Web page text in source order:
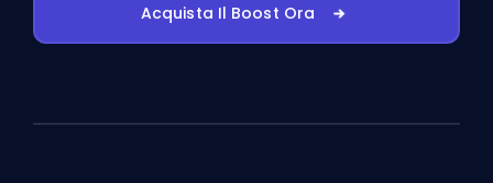
Acquista Il Boost Ora